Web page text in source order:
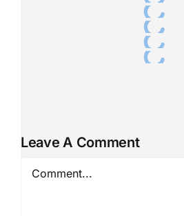
Leave A Comment
Comment